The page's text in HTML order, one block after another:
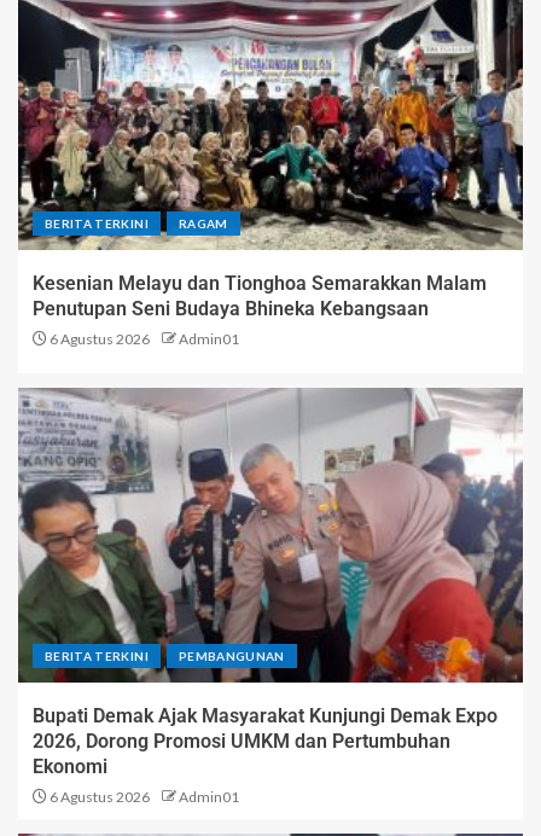
BERITA TERKINI RAGAM
Kesenian Melayu dan Tionghoa Semarakkan Malam
Penutupan Seni Budaya Bhineka Kebangsaan
6 Agustus 2026 Admin01
BERITA TERKINI PEMBANGUNAN
Bupati Demak Ajak Masyarakat Kunjungi Demak Expo
2026, Dorong Promosi UMKM dan Pertumbuhan
Ekonomi
6 Agustus 2026 Admin01